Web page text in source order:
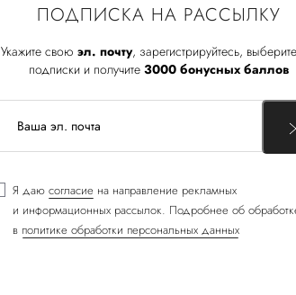
ПОДПИСКА НА РАССЫЛКУ
Укажите свою эл. почту, зарегистрируйтесь,
подписки и получите 3000 бонусных баллов
Я даю согласие на направление рекламных
и информационных рассылок. Подробнее об
в политике обработки персональных данных